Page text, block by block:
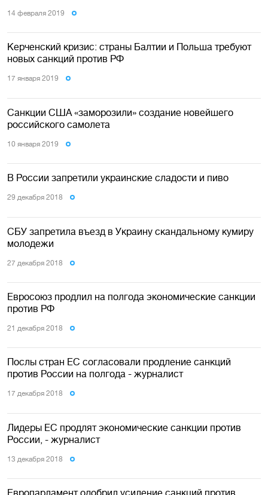
14 февраля 2019
Керченский кризис: страны Балтии и Польша требуют
новых санкций против РФ
17 января 2019
Санкции США «заморозили» создание новейшего
российского самолета
10 января 2019
В России запретили украинские сладости и пиво
29 декабря 2018
СБУ запретила въезд в Украину скандальному кумиру
молодежи
27 декабря 2018
Евросоюз продлил на полгода экономические санкции
против РФ
21 декабря 2018
Послы стран ЕС согласовали продление санкций
против России на полгода - журналист
17 декабря 2018
Лидеры ЕС продлят экономические санкции против
России, - журналист
13 декабря 2018
Европарламент одобрил усиление санкций против